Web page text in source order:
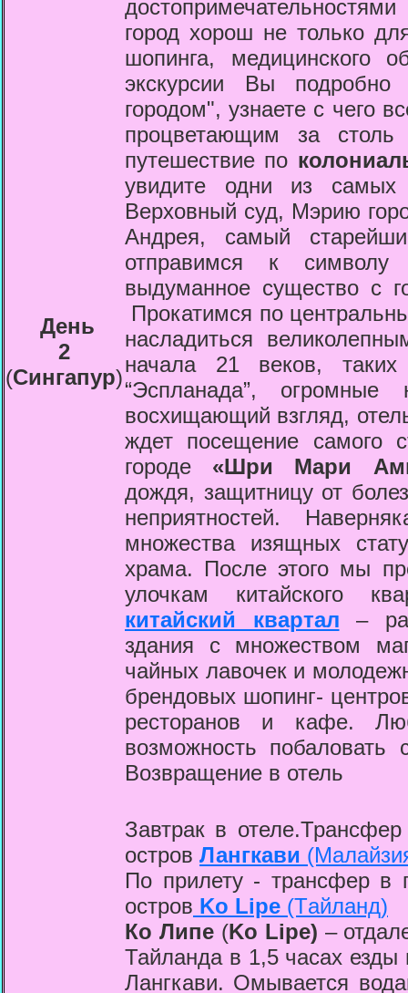
День
2
(Сингапур)
город хорош не только
шопинга, медицинского
экскурсии Вы подробно
городом", узнаете с чего
процветающим за
путешествие по
увидите одни из самых
Верховный суд, Мэрию
Андрея, самый
отправимся к
выдуманное существо с
Прокатимся по
насладиться
начала 21 веков,
“Эспланада”,
восхищающий взгляд,
ждет посещение самого
городе «Шри Мари
дождя, защитницу от
неприятностей.
множества изящных
храма. После этого мы
улочкам китайского
китайский квартал –
здания с множеством
чайных лавочек и
брендовых шопинг-
ресторанов и кафе.
возможность побаловать
Возвращение в отель
Завтрак в
остров Лангкави
По прилету - трансфер в
остров Ko Lipe (Tайланд)
Ко Липе(Ko Lipe) –
Тайланда в 1,5 часах езды
Лангкави. Омывается